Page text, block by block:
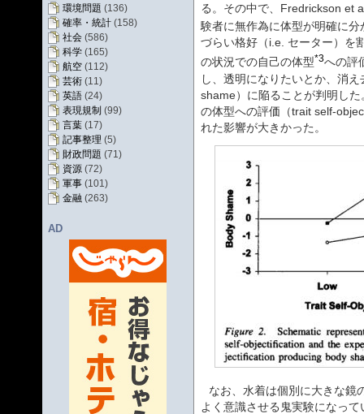
環境問題 (136)
確率・統計 (158)
社会 (586)
科学 (165)
航空 (112)
芸術 (11)
英語 (24)
表現規制 (99)
言葉 (17)
記事整理 (5)
財政問題 (71)
資源 (72)
軍事 (101)
金融 (263)
AD
る。その中で、Fredrickson et
験者に無作為に体型が明確に
づらい格好（i.e. セーター）を
の状況での自己の体型*3への評
し、透明になりたいとか、消
shame）に陥ることが判明し
の体型への評価（trait self-
れた影響が大きかった。
なお、水着は個別に大きな鏡
よく意識させる鬼実験になっ